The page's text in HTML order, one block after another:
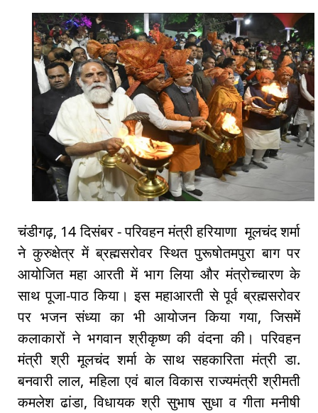
चंडीगढ़, 14 दिसंबर - परिवहन मंत्री हरियाणा मूलचंद शर्मा
ने कुरुक्षेत्र में ब्रह्मसरोवर स्थित पुरूषोतमपुरा बाग पर
आयोजित महा आरती में भाग लिया और मंत्रोच्चारण के
साथ पूजा-पाठ किया। इस महाआरती से पूर्व ब्रह्मसरोवर
पर भजन संध्या का भी आयोजन किया गया, जिसमें
कलाकारों ने भगवान श्रीकृष्ण की वंदना की। परिवहन
मंत्री श्री मूलचंद शर्मा के साथ सहकारिता मंत्री डा.
बनवारी लाल, महिला एवं बाल विकास राज्यमंत्री श्रीमती
कमलेश ढांडा, विधायक श्री सुभाष सुधा व गीता मनीषी